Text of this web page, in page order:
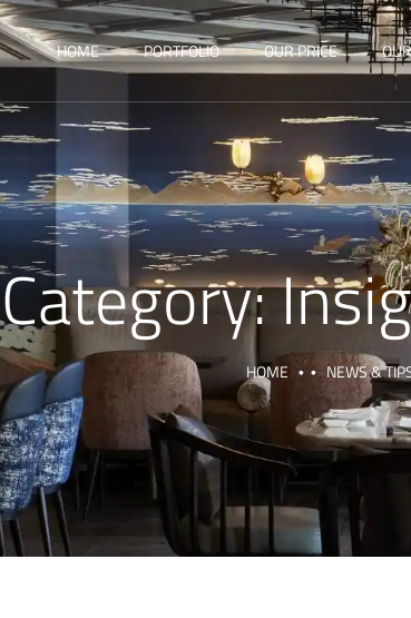
HOME PORTFOLIO OUR PRICE
Category:
HOME NEWS &